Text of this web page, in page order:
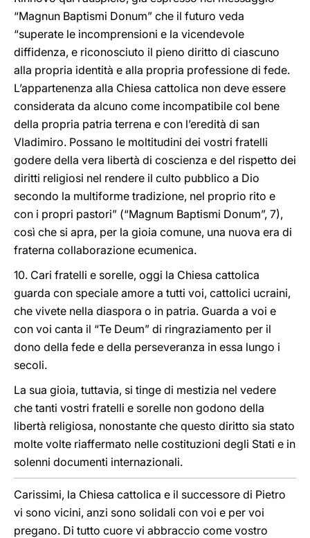
“Magnun Baptismi Donum” che il futuro veda
“superate le incomprensioni e la vicendevole
diffidenza, e riconosciuto il pieno diritto di ciascuno
alla propria identità e alla propria professione di fede.
L’appartenenza alla Chiesa cattolica non deve essere
considerata da alcuno come incompatibile col bene
della propria patria terrena e con l’eredità di san
Vladimiro. Possano le moltitudini dei vostri fratelli
godere della vera libertà di coscienza e del rispetto dei
diritti religiosi nel rendere il culto pubblico a Dio
secondo la multiforme tradizione, nel proprio rito e
con i propri pastori” (“Magnum Baptismi Donum”, 7),
così che si apra, per la gioia comune, una nuova era di
fraterna collaborazione ecumenica.
10. Cari fratelli e sorelle, oggi la Chiesa cattolica
guarda con speciale amore a tutti voi, cattolici ucraini,
che vivete nella diaspora o in patria. Guarda a voi e
con voi canta il “Te Deum” di ringraziamento per il
dono della fede e della perseveranza in essa lungo i
secoli.
La sua gioia, tuttavia, si tinge di mestizia nel vedere
che tanti vostri fratelli e sorelle non godono della
libertà religiosa, nonostante che questo diritto sia stato
molte volte riaffermato nelle costituzioni degli Stati e in
solenni documenti internazionali.
Carissimi, la Chiesa cattolica e il successore di Pietro
vi sono vicini, anzi sono solidali con voi e per voi
pregano. Di tutto cuore vi abbraccio come vostro